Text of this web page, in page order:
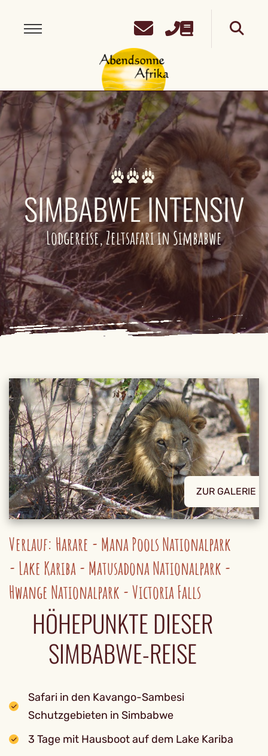
SIMBABWE INTENSIV
Lodgereise, Zeltsafari in Simbabwe
ZUR GALERIE
Verlauf: Harare - Mana Pools Nationalpark
- Lake Kariba - Matusadona Nationalpark -
Hwange Nationalpark - Victoria Falls
HÖHEPUNKTE DIESER
SIMBABWE-REISE
Safari in den Kavango-Sambesi
Schutzgebieten in Simbabwe
3 Tage mit Hausboot auf dem Lake Kariba